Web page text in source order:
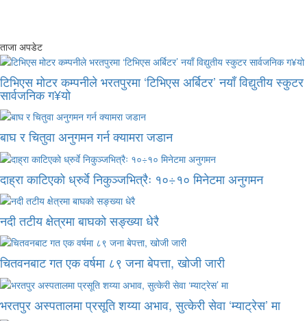
ताजा अपडेट
टिभिएस मोटर कम्पनीले भरतपुरमा ‘टिभिएस अर्बिटर’ नयाँ विद्युतीय स्कुटर
सार्वजनिक ग¥यो
बाघ र चितुवा अनुगमन गर्न क्यामरा जडान
दाह्रा काटिएको ध्रुर्वे निकुञ्जभित्रैः १०÷१० मिनेटमा अनुगमन
नदी तटीय क्षेत्रमा बाघको सङ्ख्या धेरै
चितवनबाट गत एक वर्षमा ८९ जना बेपत्ता, खोजी जारी
भरतपुर अस्पतालमा प्रसूति शय्या अभाव, सुत्केरी सेवा ‘म्याट्रेस’ मा